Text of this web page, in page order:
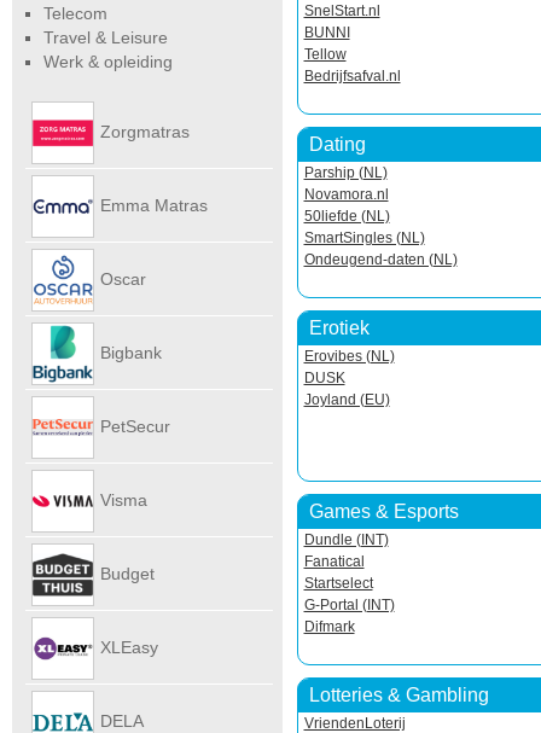
SnelStart.nl
BUNNI
Tellow
Bedrijfsafval.nl
Dating
Parship (NL)
Novamora.nl
50liefde (NL)
SmartSingles (NL)
Ondeugend-daten (NL)
Erotiek
Erovibes (NL)
DUSK
Joyland (EU)
Games & Esports
Dundle (INT)
Fanatical
Startselect
G-Portal (INT)
Difmark
Lotteries & Gambling
VriendenLoterij
Telecom
Travel & Leisure
Werk & opleiding
Zorgmatras
Emma Matras
Oscar
Bigbank
PetSecur
Visma
Budget
XLEasy
DELA